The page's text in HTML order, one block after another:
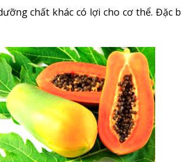
chất khác có lợi cho cơ thể. Đặc